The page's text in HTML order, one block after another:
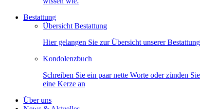
Bestattung
Übersicht Bestattung
Hier gelangen Sie zur Übersicht unserer Bestattung
Kondolenzbuch
Schreiben Sie ein paar nette Worte oder zünden Sie
eine Kerze an
Über uns